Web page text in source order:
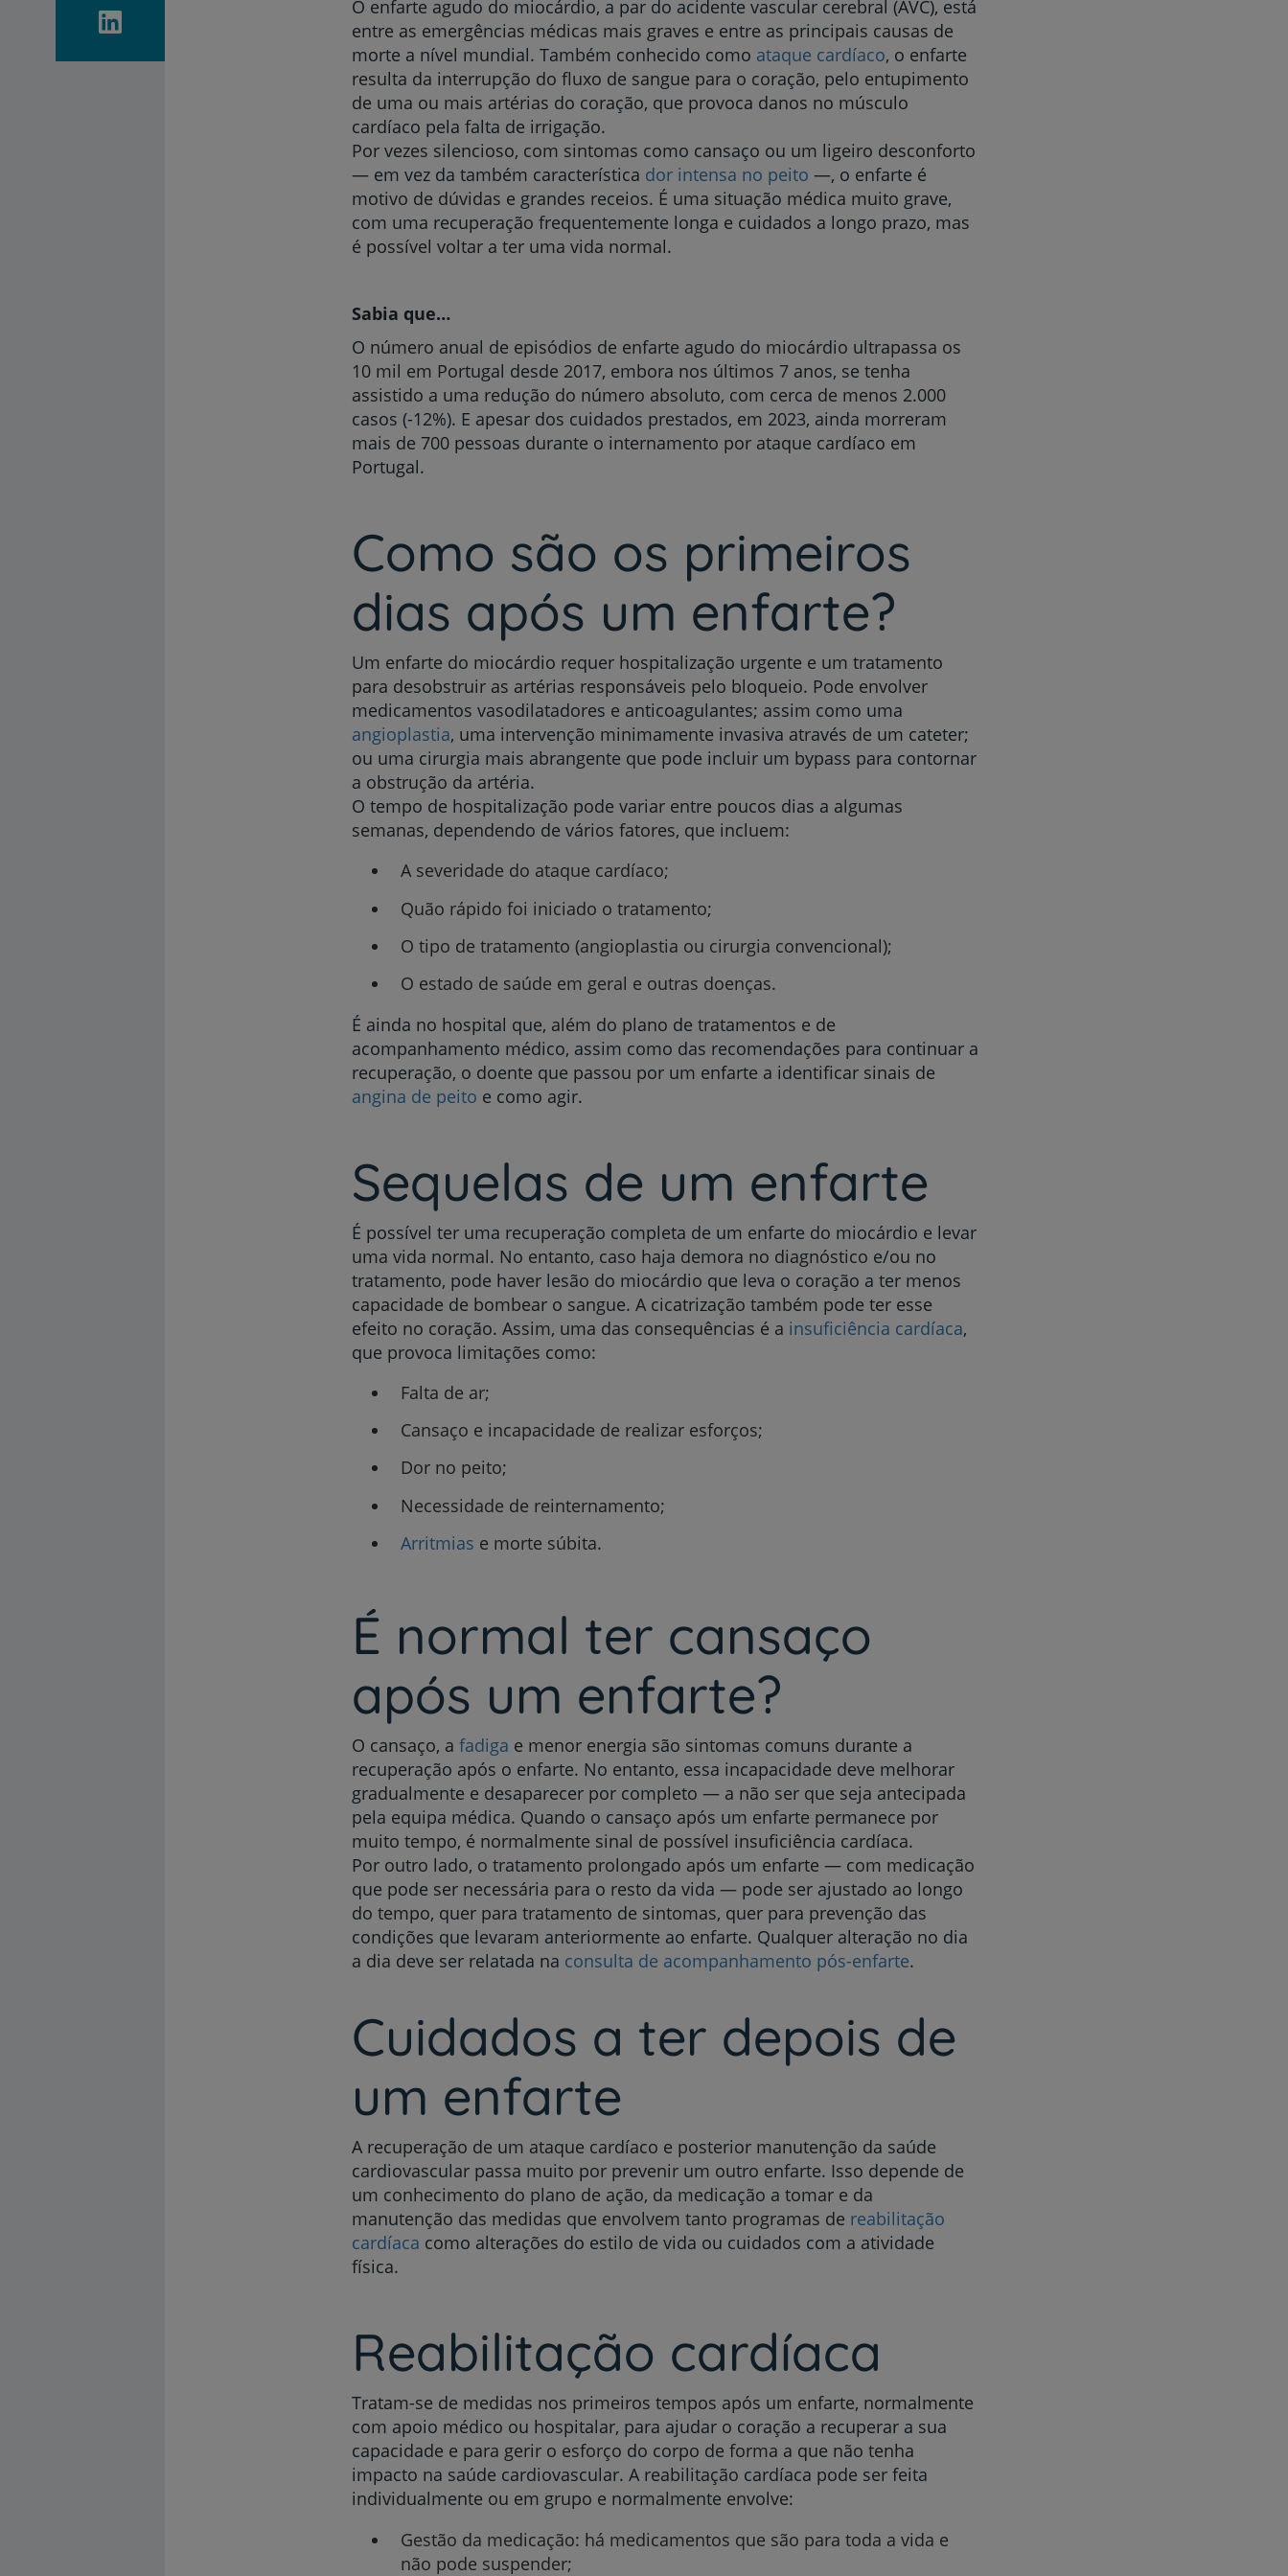
Prevenção e bem-estar
Grandes Áreas da Saúde
Serviços CUF
Plano +CUF
My CUF
Clientes e acompanhantes
CUF Academic Center
Para profissionais
Sobre nós
O enfarte agudo do miocárdio, a par do acidente vascular cerebral (AVC), está
entre as emergências médicas mais graves e entre as principais causas de
morte a nível mundial. Também conhecido como ataque cardíaco, o enfarte
resulta da interrupção do fluxo de sangue para o coração, pelo entupimento
de uma ou mais artérias do coração, que provoca danos no músculo
cardíaco pela falta de irrigação.
Por vezes silencioso, com sintomas como cansaço ou um ligeiro desconforto
— em vez da também característica dor intensa no peito —, o enfarte é
motivo de dúvidas e grandes receios. É uma situação médica muito grave,
com uma recuperação frequentemente longa e cuidados a longo prazo, mas
é possível voltar a ter uma vida normal.
Sabia que…
O número anual de episódios de enfarte agudo do miocárdio ultrapassa os
10 mil em Portugal desde 2017, embora nos últimos 7 anos, se tenha
assistido a uma redução do número absoluto, com cerca de menos 2.000
casos (-12%). E apesar dos cuidados prestados, em 2023, ainda morreram
mais de 700 pessoas durante o internamento por ataque cardíaco em
Portugal.
Como são os primeiros
dias após um enfarte?
Um enfarte do miocárdio requer hospitalização urgente e um tratamento
para desobstruir as artérias responsáveis pelo bloqueio. Pode envolver
medicamentos vasodilatadores e anticoagulantes; assim como uma
angioplastia, uma intervenção minimamente invasiva através de um cateter;
ou uma cirurgia mais abrangente que pode incluir um bypass para contornar
a obstrução da artéria.
O tempo de hospitalização pode variar entre poucos dias a algumas
semanas, dependendo de vários fatores, que incluem:
A severidade do ataque cardíaco;
Quão rápido foi iniciado o tratamento;
O tipo de tratamento (angioplastia ou cirurgia convencional);
O estado de saúde em geral e outras doenças.
É ainda no hospital que, além do plano de tratamentos e de
acompanhamento médico, assim como das recomendações para continuar a
recuperação, o doente que passou por um enfarte a identificar sinais de
angina de peito e como agir.
Sequelas de um enfarte
É possível ter uma recuperação completa de um enfarte do miocárdio e levar
uma vida normal. No entanto, caso haja demora no diagnóstico e/ou no
tratamento, pode haver lesão do miocárdio que leva o coração a ter menos
capacidade de bombear o sangue. A cicatrização também pode ter esse
efeito no coração. Assim, uma das consequências é a insuficiência cardíaca,
que provoca limitações como:
Falta de ar;
Cansaço e incapacidade de realizar esforços;
Dor no peito;
Necessidade de reinternamento;
Arritmias e morte súbita.
É normal ter cansaço
após um enfarte?
O cansaço, a fadiga e menor energia são sintomas comuns durante a
recuperação após o enfarte. No entanto, essa incapacidade deve melhorar
gradualmente e desaparecer por completo — a não ser que seja antecipada
pela equipa médica. Quando o cansaço após um enfarte permanece por
muito tempo, é normalmente sinal de possível insuficiência cardíaca.
Por outro lado, o tratamento prolongado após um enfarte — com medicação
que pode ser necessária para o resto da vida — pode ser ajustado ao longo
do tempo, quer para tratamento de sintomas, quer para prevenção das
condições que levaram anteriormente ao enfarte. Qualquer alteração no dia
a dia deve ser relatada na consulta de acompanhamento pós-enfarte.
Cuidados a ter depois de
um enfarte
A recuperação de um ataque cardíaco e posterior manutenção da saúde
cardiovascular passa muito por prevenir um outro enfarte. Isso depende de
um conhecimento do plano de ação, da medicação a tomar e da
manutenção das medidas que envolvem tanto programas de reabilitação
cardíaca como alterações do estilo de vida ou cuidados com a atividade
física.
Reabilitação cardíaca
Tratam-se de medidas nos primeiros tempos após um enfarte, normalmente
com apoio médico ou hospitalar, para ajudar o coração a recuperar a sua
capacidade e para gerir o esforço do corpo de forma a que não tenha
impacto na saúde cardiovascular. A reabilitação cardíaca pode ser feita
individualmente ou em grupo e normalmente envolve:
Gestão da medicação: há medicamentos que são para toda a vida e
não pode suspender;